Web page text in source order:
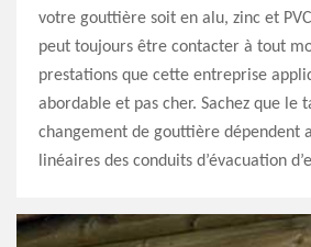
votre gouttière soit en alu, zinc et
peut toujours être contacter à tout
prestations que cette entreprise
abordable et pas cher. Sachez que le
changement de gouttière dépendent
linéaires des conduits d’évacuation